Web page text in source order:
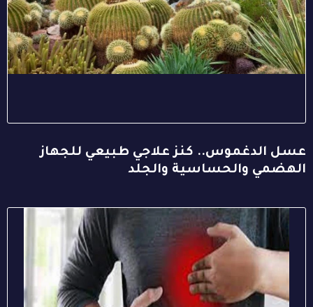
عسل الدغموس.. كنز علاجي طبيعي للجهاز
الهضمي والحساسية والجلد